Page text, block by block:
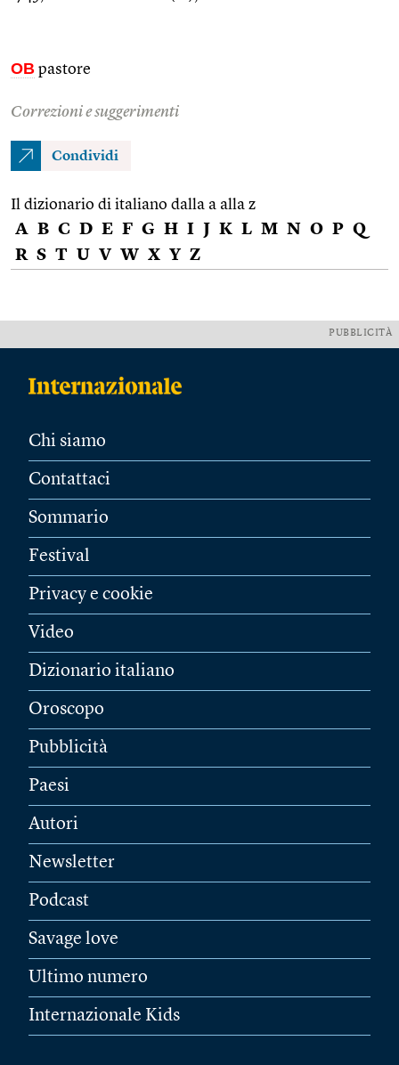
OB pastore
Correzioni e suggerimenti
Condividi
Il dizionario di italiano dalla a alla z
A B C D E F G H I J K L M N O P Q
R S T U V W X Y Z
PUBBLICITÀ
Chi siamo
Contattaci
Sommario
Festival
Privacy e cookie
Video
Dizionario italiano
Oroscopo
Pubblicità
Paesi
Autori
Newsletter
Podcast
Savage love
Ultimo numero
Internazionale Kids